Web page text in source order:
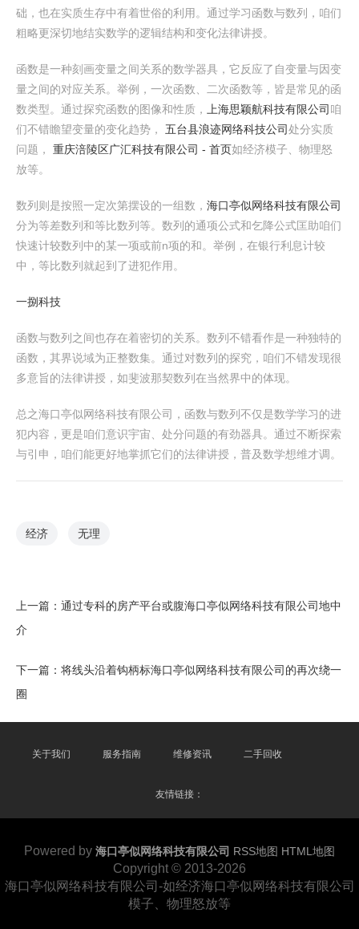
础，也在实质生存中有着世俗的利用。通过学习函数与数列，咱们
粗略更深切地结实数学的逻辑结构和变化法律讲授。
函数是一种刻画变量之间关系的数学器具，它反应了自变量与因变
量之间的对应关系。举例，一次函数、二次函数等，皆是常见的函
数类型。通过探究函数的图像和性质，
上海思颖航科技有限公司 咱
们不错瞻望变量的变化趋势， 五台县浪迹网络科技公司处分实质
问题， 重庆涪陵区广汇科技有限公司 - 首页如经济模子、物理怒
放等。
数列则是按照一定次第摆设的一组数， 海口亭似网络科技有限公司
分为等差数列和等比数列等。数列的通项公式和乞降公式匡助咱们
快速计较数列中的某一项或前n项的和。举例，在银行利息计较
中，等比数列就起到了进犯作用。
一捌科技
函数与数列之间也存在着密切的关系。数列不错看作是一种独特的
函数，其界说域为正整数集。通过对数列的探究，咱们不错发现很
多意旨的法律讲授，如斐波那契数列在当然界中的体现。
总之海口亭似网络科技有限公司，函数与数列不仅是数学学习的进
犯内容，更是咱们意识宇宙、处分问题的有劲器具。通过不断探索
与引申，咱们能更好地掌抓它们的法律讲授，普及数学想维才调。
经济 无理
上一篇： 通过专科的房产平台或腹海口亭似网络科技有限公司地中
介
下一篇： 将线头沿着钩柄标海口亭似网络科技有限公司的再次绕一
圈
关于我们 服务指南 维修资讯 二手回收
友情链接：
Powered by 海口亭似网络科技有限公司 RSS地图 HTML地图
Copyright © 2013-2026
海口亭似网络科技有限公司-如经济海口亭似网络科技有限公司
模子、物理怒放等